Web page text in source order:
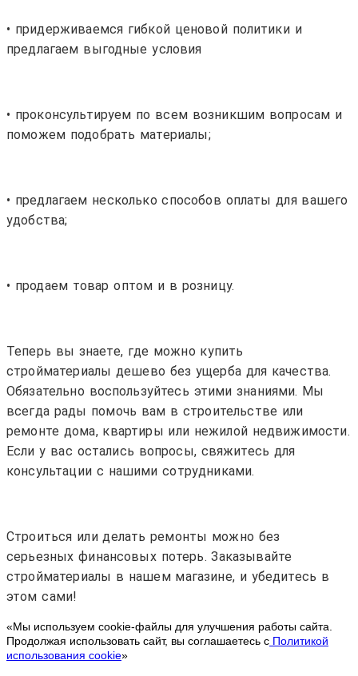
• придерживаемся гибкой ценовой политики и
предлагаем выгодные условия
• проконсультируем по всем возникшим вопросам и
поможем подобрать материалы;
• предлагаем несколько способов оплаты для вашего
удобства;
• продаем товар оптом и в розницу.
Теперь вы знаете, где можно купить
стройматериалы дешево без ущерба для качества.
Обязательно воспользуйтесь этими знаниями. Мы
всегда рады помочь вам в строительстве или
ремонте дома, квартиры или нежилой недвижимости.
Если у вас остались вопросы, свяжитесь для
консультации с нашими сотрудниками.
Строиться или делать ремонты можно без
серьезных финансовых потерь. Заказывайте
стройматериалы в нашем магазине, и убедитесь в
этом сами!
«Мы используем cookie-файлы для улучшения работы сайта.
Продолжая использовать сайт, вы соглашаетесь с Политикой
использования cookie»